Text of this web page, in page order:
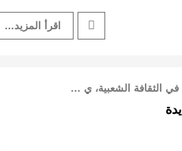
اقرأ المزيد...
في الثقافة الشعبية، ي …